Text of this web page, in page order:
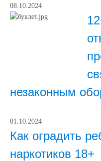
08.10.2024
незаконным
01.10.2024
Как оградить
наркотиков 18+